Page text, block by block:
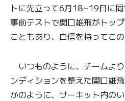
トに先立って6月18~19日に
事前テストで関口雄飛がトッ
こともあり、自信を持ってこ
いつものように、チームよ
ンディションを整えた関口雄
かのように、サーキット内の